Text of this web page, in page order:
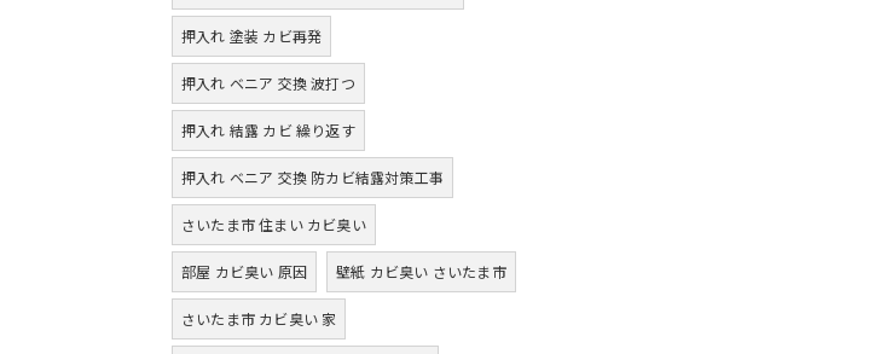
押入れ 塗装 カビ再発
押入れ ベニア 交換 波打つ
押入れ 結露 カビ 繰り返す
押入れ ベニア 交換 防カビ結露対策工事
さいたま市 住まい カビ臭い
部屋 カビ臭い 原因 壁紙 カビ臭い さいたま市
さいたま市 カビ臭い 家